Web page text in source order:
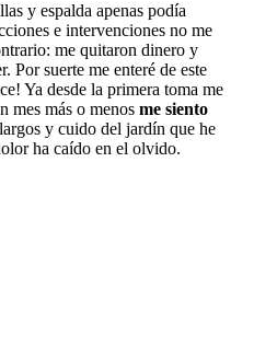
y espalda apenas podía
e intervenciones no me
me quitaron dinero y
Por suerte me enteré de este
Ya desde la primera toma me
mes más o menos me siento
y cuido del jardín que he
ha caído en el olvido.